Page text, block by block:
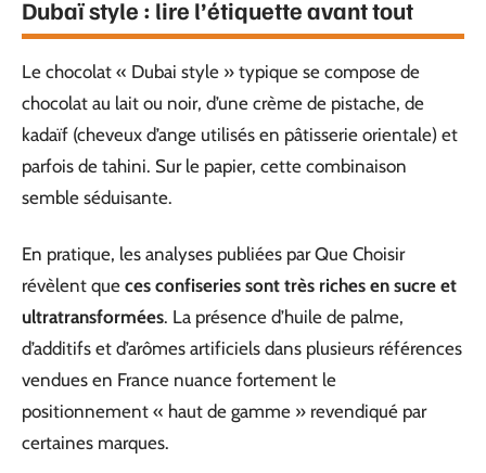
Dubaï style : lire l’étiquette avant tout
Le chocolat « Dubai style » typique se compose de
chocolat au lait ou noir, d’une crème de pistache, de
kadaïf (cheveux d’ange utilisés en pâtisserie orientale) et
parfois de tahini. Sur le papier, cette combinaison
semble séduisante.
En pratique, les analyses publiées par Que Choisir
révèlent que ces confiseries sont très riches en sucre et
ultratransformées. La présence d’huile de palme,
d’additifs et d’arômes artificiels dans plusieurs références
vendues en France nuance fortement le
positionnement « haut de gamme » revendiqué par
certaines marques.